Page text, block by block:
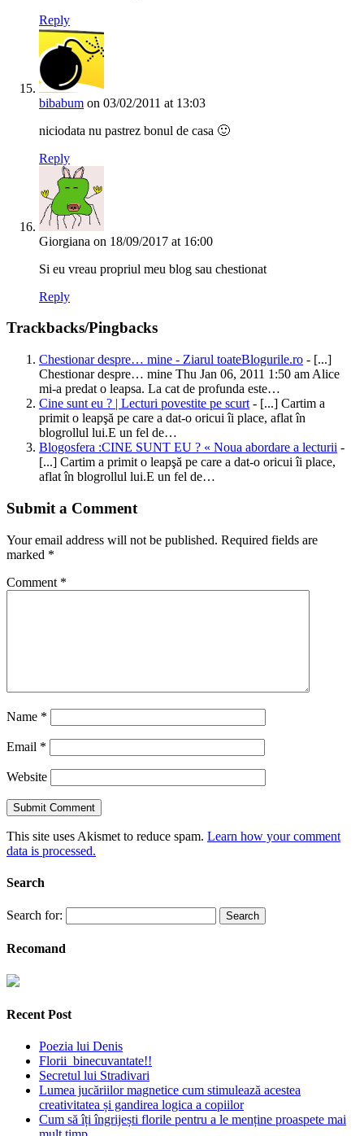
Reply
bibabum on 03/02/2011 at 13:03
niciodata nu pastrez bonul de casa 🙂
Reply
Giorgiana on 18/09/2017 at 16:00
Si eu vreau propriul meu blog sau chestionat
Reply
Trackbacks/Pingbacks
Chestionar despre… mine - Ziarul toateBlogurile.ro - [...]
Chestionar despre… mine Thu Jan 06, 2011 1:50 am Alice
mi-a predat o leapsa. La cat de profunda este…
Cine sunt eu ? | Lecturi povestite pe scurt - [...] Cartim a
primit o leapşă pe care a dat-o oricui îi place, aflat în
blogrollul lui.E un fel de…
Blogosfera :CINE SUNT EU ? « Noua abordare a lecturii -
[...] Cartim a primit o leapşă pe care a dat-o oricui îi place,
aflat în blogrollul lui.E un fel de…
Submit a Comment
Your email address will not be published. Required fields are
marked *
Comment *
Name *
Email *
Website
This site uses Akismet to reduce spam. Learn how your comment
data is processed.
Search
Search for:
Recomand
Recent Post
Poezia lui Denis
Florii binecuvantate!!
Secretul lui Stradivari
Lumea jucăriilor magnetice cum stimulează acestea
creativitatea și gandirea logica a copiilor
Cum să îți îngrijești florile pentru a le menține proaspete mai